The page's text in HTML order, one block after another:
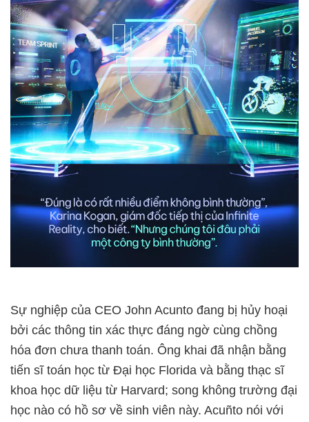
Sự nghiệp của CEO John Acunto đang bị hủy hoại
bởi các thông tin xác thực đáng ngờ cùng chồng
hóa đơn chưa thanh toán. Ông khai đã nhận bằng
tiến sĩ toán học từ Đại học Florida và bằng thạc sĩ
khoa học dữ liệu từ Harvard; song không trường đại
học nào có hồ sơ về sinh viên này. Acuñto nói với